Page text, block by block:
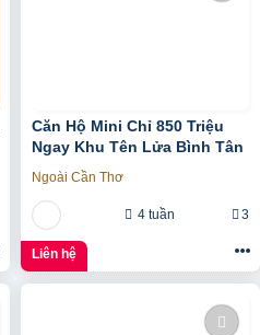
Căn Hộ Mini Chỉ 850 Triệu
Ngay Khu Tên Lửa Bình Tân
Ngoài Cần Thơ
4 tuần 3
Liên hệ